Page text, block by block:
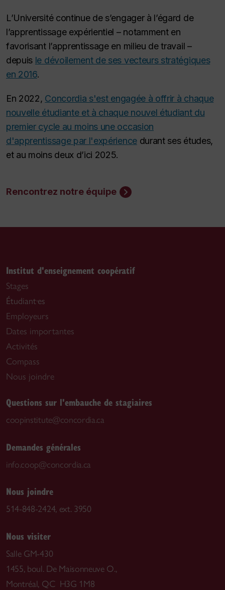
L’Université continue de s’engager à l’égard de
l’apprentissage expérientiel – notamment en
favorisant l’apprentissage en milieu de travail –
depuis le dévoilement de ses vecteurs stratégiques
en 2016.
En 2022, Concordia s'est engagée à offrir à chaque
nouvelle étudiante et à chaque nouvel étudiant du
premier cycle au moins une occasion
d'apprentissage par l'expériencedurant ses études,
et au moins deux d’ici 2025.
Rencontrez notre équipe
Institut d'enseignement coopératif
Stages
Étudiant·es
Employeurs
Dates importantes
Activités
Compass
Nous joindre
Questions sur l'embauche de stagiaires
coopinstitute@concordia.ca
Demandes générales
info.coop@concordia.ca
Nous joindre
514-848-2424, ext. 3950
Nous visiter
Salle GM-430
1455, boul. De Maisonneuve O.,
Montréal, QC H3G 1M8